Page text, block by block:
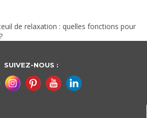
de relaxation : quelles fonctions pour
SUIVEZ-NOUS :